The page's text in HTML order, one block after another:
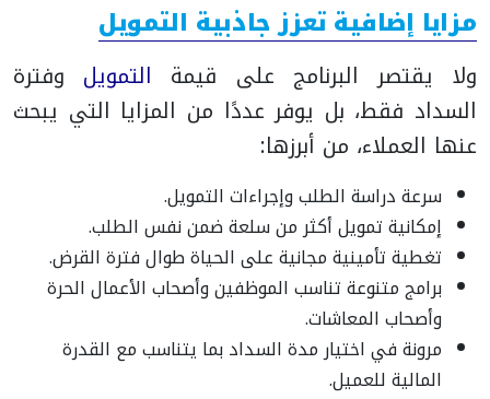
مزايا إضافية تعزز جاذبية التمويل
ولا يقتصر البرنامج على قيمة التمويل وفترة
السداد فقط، بل يوفر عددًا من المزايا التي يبحث
عنها العملاء، من أبرزها:
سرعة دراسة الطلب وإجراءات التمويل.
إمكانية تمويل أكثر من سلعة ضمن نفس الطلب.
تغطية تأمينية مجانية على الحياة طوال فترة القرض.
برامج متنوعة تناسب الموظفين وأصحاب الأعمال الحرة
وأصحاب المعاشات.
مرونة في اختيار مدة السداد بما يتناسب مع القدرة
المالية للعميل.